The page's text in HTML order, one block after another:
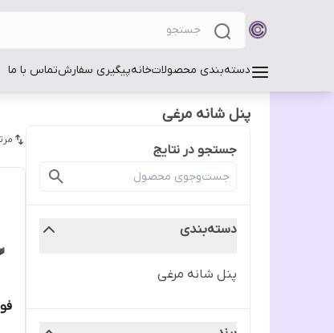
دسته‌بندی محصولاتخانهپیگیری سفارشتماس با ما
پنل شانه مرغی
جستجو در نتایج
دسته‌بندی
پنل شانه مرغی